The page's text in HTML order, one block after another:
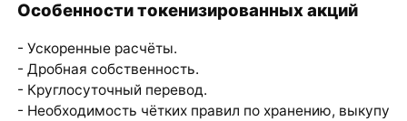
Особенности токенизированных акций
- Ускоренные расчёты.
- Дробная собственность.
- Круглосуточный перевод.
- Необходимость чётких правил по хранению, выкупу